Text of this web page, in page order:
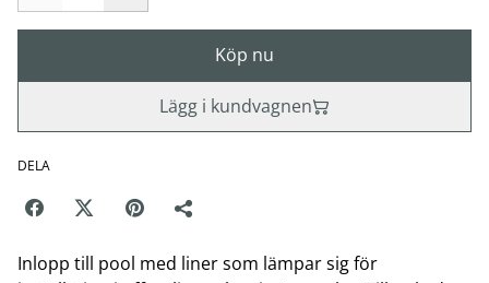
Köp nu
Lägg i kundvagnen
DELA
Inlopp till pool med liner som lämpar sig för